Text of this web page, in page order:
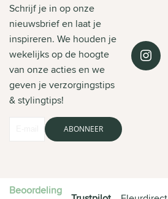
Schrijf je in op onze
nieuwsbrief en laat je
inspireren. We houden je
wekelijks op de hoogte
van onze acties en we
geven je verzorgingstips
& stylingtips!
ABONNEER
Beoordeling